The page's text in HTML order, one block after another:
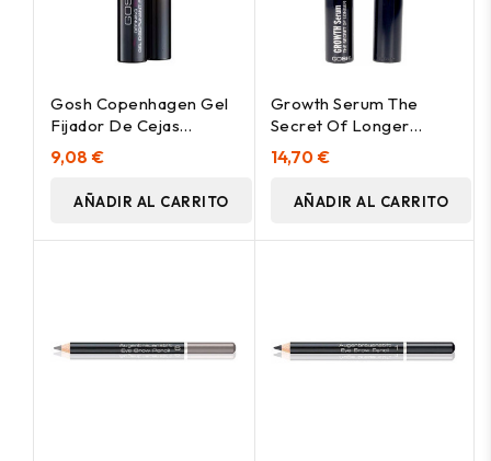
Gosh Copenhagen Gel
Fijador De Cejas
Transparente 8Ml
9,08 €
AÑADIR AL CARRITO
Growth Serum The
Secret Of Longer
Lashes 6 Ml
14,70 €
AÑADIR AL CARRITO